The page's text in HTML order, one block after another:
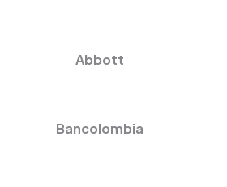
Abbott
Bancolombia